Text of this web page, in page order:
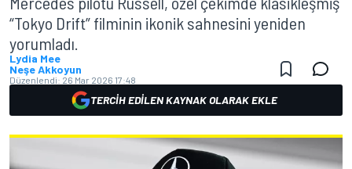
“Tokyo Drift” filminin ikonik sahnesini yeniden
yorumladı.
Lydia Mee
Neşe Akkoyun
Düzenlendi: 26 Mar 2026 17:48
TERCIH EDILEN KAYNAK OLARAK EKLE